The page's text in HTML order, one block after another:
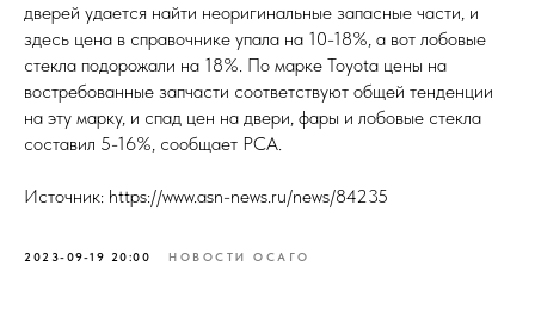
дверей удается найти неоригинальные запасные части, и
здесь цена в справочнике упала на 10-18%, а вот лобовые
стекла подорожали на 18%. По марке Toyota цены на
востребованные запчасти соответствуют общей тенденции
на эту марку, и спад цен на двери, фары и лобовые стекла
составил 5-16%, сообщает РСА.
Источник: https://www.asn-news.ru/news/84235
2023-09-19 20:00 НОВОСТИ ОСАГО